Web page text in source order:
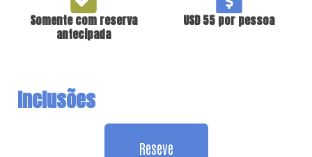
Somente com reserva
antecipada
USD 55 por pessoa
Inclusões​
Reseve